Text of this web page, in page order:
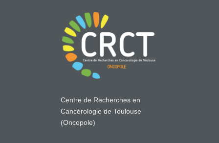
Centre de Recherches en
Cancérologie de Toulouse
(Oncopole)